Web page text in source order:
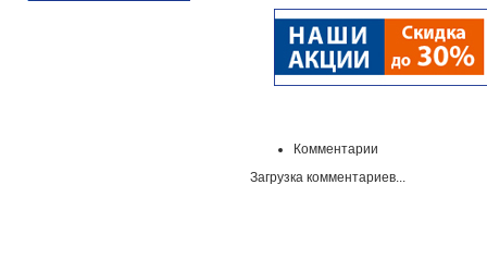
Комментарии
Загрузка комментариев...